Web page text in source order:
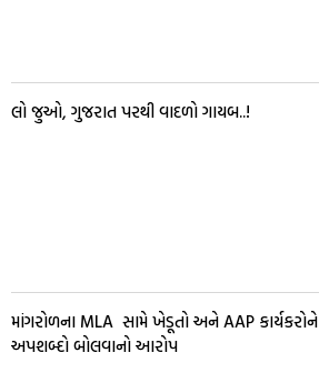
લો જુઓ, ગુજરાત પરથી વાદળો ગાયબ..!
માંગરોળના MLA સામે ખેડૂતો અને AAP કાર્યકરોને
અપશબ્દો બોલવાનો આરોપ